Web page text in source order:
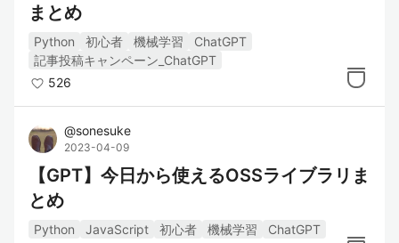
まとめ
Python 初心者 機械学習
ChatGPT
記事投稿キャンペーン_ChatGPT
526
@sonesuke
2023-04-09
【GPT】今日から使えるOSSライブラリま
とめ
Python JavaScript 初心者 機械学習
ChatGPT